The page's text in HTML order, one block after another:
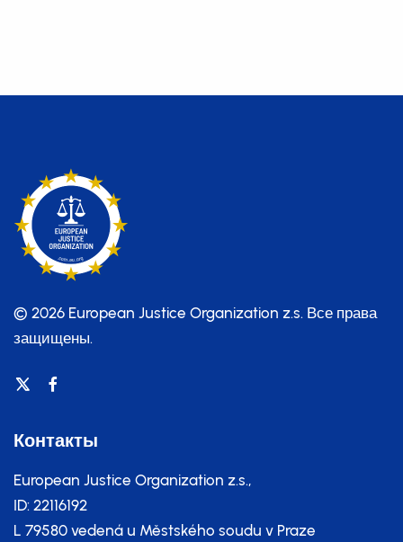
© 2026 European Justice Organization z.s. Все права
защищены.
Контакты
European Justice Organization z.s.,
ID: 22116192
L 79580 vedená u Městského soudu v Praze